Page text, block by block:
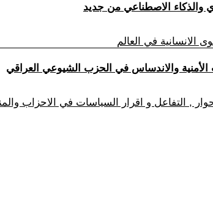
الانسانية في العالم
, التفاعل و اقرار السياسات في الاحزاب